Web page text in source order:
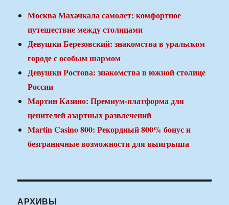
Москва Махачкала самолет: комфортное
путешествие между столицами
Девушки Березовский: знакомства в уральском
городе с особым шармом
Девушки Ростова: знакомства в южной столице
России
Мартин Казино: Премиум-платформа для
ценителей азартных развлечений
Martin Casino 800: Рекордный 800% бонус и
безграничные возможности для выигрыша
АРХИВЫ